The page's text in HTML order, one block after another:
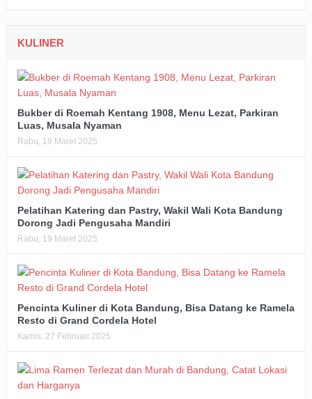
KULINER
Bukber di Roemah Kentang 1908, Menu Lezat, Parkiran
Luas, Musala Nyaman
Rabu, 19 Maret 2025
Pelatihan Katering dan Pastry, Wakil Wali Kota Bandung
Dorong Jadi Pengusaha Mandiri
Rabu, 19 Maret 2025
Pencinta Kuliner di Kota Bandung, Bisa Datang ke Ramela
Resto di Grand Cordela Hotel
Kamis, 27 Februari 2025